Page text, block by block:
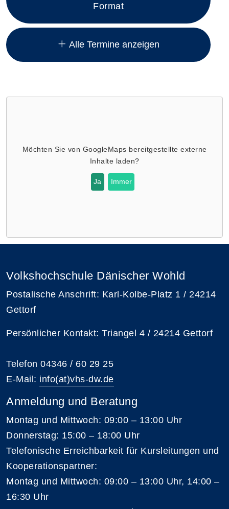
Format
Alle Termine anzeigen
Möchten Sie von GoogleMaps bereitgestellte externe
Inhalte laden?
Ja Immer
Volkshochschule Dänischer Wohld
Postalische Anschrift: Karl-Kolbe-Platz 1 / 24214
Gettorf
Persönlicher Kontakt: Triangel 4 / 24214 Gettorf
Telefon 04346 / 60 29 25
E-Mail: info(at)vhs-dw.de
Anmeldung und Beratung
Montag und Mittwoch: 09:00 – 13:00 Uhr
Donnerstag: 15:00 – 18:00 Uhr
Telefonische Erreichbarkeit für Kursleitungen und
Kooperationspartner:
Montag und Mittwoch: 09:00 – 13:00 Uhr, 14:00 –
16:30 Uhr